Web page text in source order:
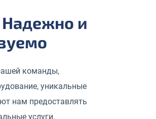
Надежно и
команды,
уникальные
нам предоставлять
услуги.